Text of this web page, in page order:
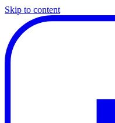
Skip to content